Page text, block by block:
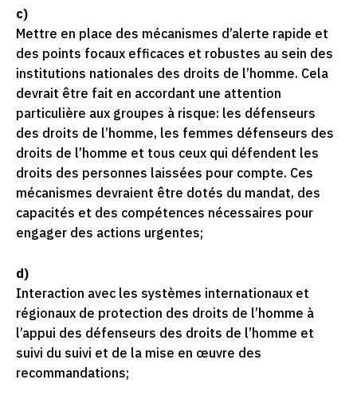
c)
Mettre en place des mécanismes d’alerte rapide et
des points focaux efficaces et robustes au sein des
institutions nationales des droits de l’homme. Cela
devrait être fait en accordant une attention
particulière aux groupes à risque: les défenseurs
des droits de l’homme, les femmes défenseurs des
droits de l’homme et tous ceux qui défendent les
droits des personnes laissées pour compte. Ces
mécanismes devraient être dotés du mandat, des
capacités et des compétences nécessaires pour
engager des actions urgentes;
d)
Interaction avec les systèmes internationaux et
régionaux de protection des droits de l’homme à
l’appui des défenseurs des droits de l’homme et
suivi du suivi et de la mise en œuvre des
recommandations;